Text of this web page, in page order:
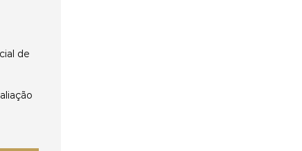
de